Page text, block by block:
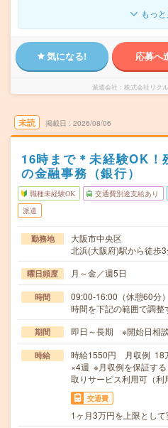
もっ
気になる! 応募へ
派遣会社 株式会社リク
未読 掲載日 2026/08/06
16時まで＊未経験OK
の金融事務（銀行）
職種未経験OK 交通費別途支給あり
派遣
勤務地
大阪市中央区
北浜(大阪府)駅から徒歩
曜日頻度 月～金／週5日
時間
09:00-16:00（休憩60分
時間を下記の範囲で調
期間 即日～長期 ※開始日相
時給
時給1550円 月収例 18
×4週 ※月収例を保証す
取りサービス利用可（利
交通費
1ヶ月3万円を上限とし